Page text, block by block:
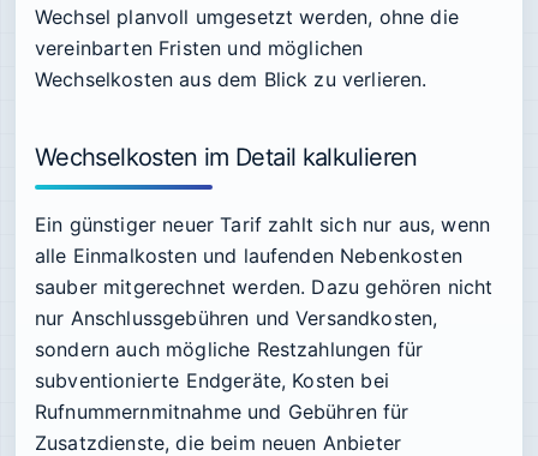
Wechsel planvoll umgesetzt werden, ohne die
vereinbarten Fristen und möglichen
Wechselkosten aus dem Blick zu verlieren.
Wechselkosten im Detail kalkulieren
Ein günstiger neuer Tarif zahlt sich nur aus, wenn
alle Einmalkosten und laufenden Nebenkosten
sauber mitgerechnet werden. Dazu gehören nicht
nur Anschlussgebühren und Versandkosten,
sondern auch mögliche Restzahlungen für
subventionierte Endgeräte, Kosten bei
Rufnummernmitnahme und Gebühren für
Zusatzdienste, die beim neuen Anbieter